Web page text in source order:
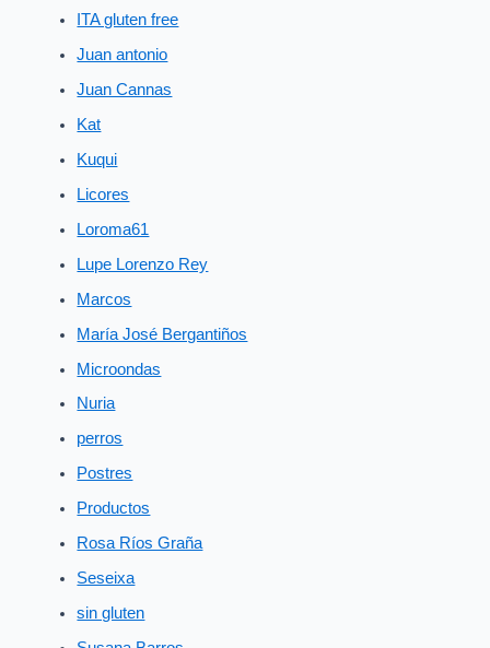
ITA gluten free
Juan antonio
Juan Cannas
Kat
Kuqui
Licores
Loroma61
Lupe Lorenzo Rey
Marcos
María José Bergantiños
Microondas
Nuria
perros
Postres
Productos
Rosa Ríos Graña
Seseixa
sin gluten